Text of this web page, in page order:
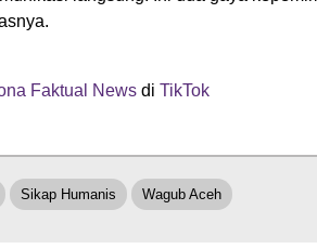
Faktual News di TikTok
Sikap Humanis Wagub Aceh